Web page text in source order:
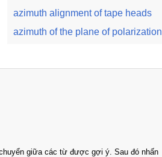
azimuth alignment of tape heads
azimuth of the plane of polarization
giữa các từ được gợi ý. Sau đó nhấn